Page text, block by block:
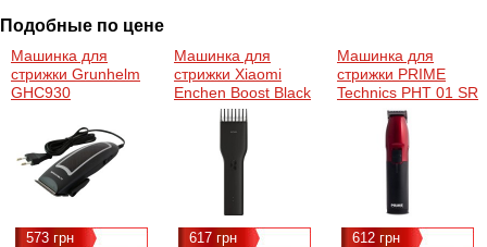
Подобные по цене
Машинка для
стрижки Grunhelm
GHC930
573 грн
Машинка для
стрижки Xiaomi
Enchen Boost Black
617 грн
Машинка для
стрижки PRIME
Technics PHT 01 SR
612 грн